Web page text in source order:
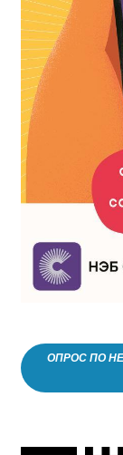
ОПРОС ПО